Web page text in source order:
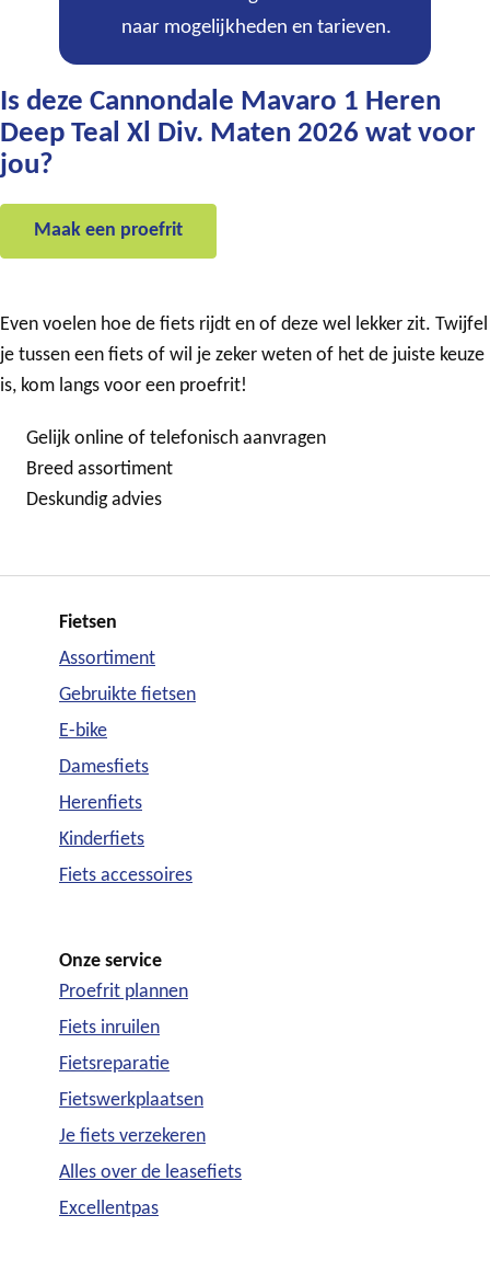
naar mogelijkheden en tarieven.
Is deze Cannondale Mavaro 1 Heren
Deep Teal Xl Div. Maten 2026 wat voor
jou?
Maak een proefrit
Even voelen hoe de fiets rijdt en of deze wel lekker zit. Twijfel
je tussen een fiets of wil je zeker weten of het de juiste keuze
is, kom langs voor een proefrit!
Gelijk online of telefonisch aanvragen
Breed assortiment
Deskundig advies
Fietsen
Assortiment
Gebruikte fietsen
E-bike
Damesfiets
Herenfiets
Kinderfiets
Fiets accessoires
Onze service
Proefrit plannen
Fiets inruilen
Fietsreparatie
Fietswerkplaatsen
Je fiets verzekeren
Alles over de leasefiets
Excellentpas